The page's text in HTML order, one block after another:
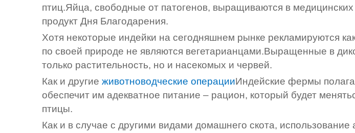
птиц.Яйца, свободные от патогенов, выращиваются в
продукт Дня Благодарения.
Хотя некоторые индейки на сегодняшнем рынке рекламируются
по своей природе не являются вегетарианцами.Выращенные в
только растительность, но и насекомых и червей.
Как и другие животноводческие операцииИндейские фермы
обеспечит им адекватное питание – рацион, который будет
птицы.
Как и в случае с другими видами домашнего скота, использование